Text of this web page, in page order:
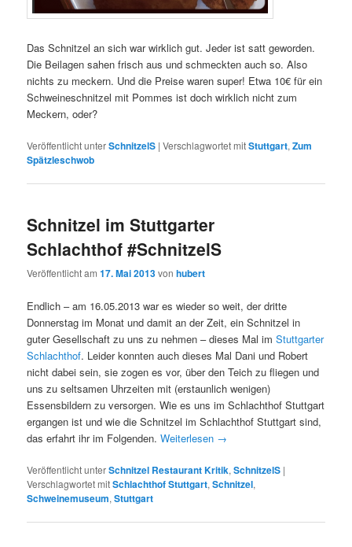
Das Schnitzel an sich war wirklich gut. Jeder ist satt geworden.
Die Beilagen sahen frisch aus und schmeckten auch so. Also
nichts zu meckern. Und die Preise waren super! Etwa 10€ für ein
Schweineschnitzel mit Pommes ist doch wirklich nicht zum
Meckern, oder?
Veröffentlicht unterSchnitzelS |Verschlagwortet mitStuttgart,Zum
Spätzleschwob
Schnitzel im Stuttgarter
Schlachthof #SchnitzelS
Veröffentlicht am17. Mai 2013vonhubert
Endlich – am 16.05.2013 war es wieder so weit, der dritte
Donnerstag im Monat und damit an der Zeit, ein Schnitzel in
guter Gesellschaft zu uns zu nehmen – dieses Mal imStuttgarter
Schlachthof. Leider konnten auch dieses Mal Dani und Robert
nicht dabei sein, sie zogen es vor, über den Teich zu fliegen und
uns zu seltsamen Uhrzeiten mit (erstaunlich wenigen)
Essensbildern zu versorgen. Wie es uns im Schlachthof Stuttgart
ergangen ist und wie die Schnitzel im Schlachthof Stuttgart sind,
das erfahrt ihr im Folgenden.Weiterlesen →
Veröffentlicht unterSchnitzel Restaurant Kritik,SchnitzelS |
Verschlagwortet mitSchlachthof Stuttgart,Schnitzel,
Schweinemuseum,Stuttgart